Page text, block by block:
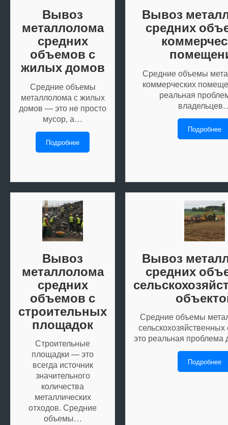
Вывоз
металлолома
средних
объемов с
жилых домов
Средние объемы
металлолома с жилых
домов — это не просто
мусор, а…
Подробнее
Вывоз
средних
Средние объемы
коммерческих
реальная
Подробнее
Вывоз
металлолома
средних
объемов с
строительных
площадок
Строительные
площадки — это
всегда источник
значительного
количества
металлических
отходов. Средние
объемы…
Вывоз
средних
Средние объемы
это реальная
Подробнее